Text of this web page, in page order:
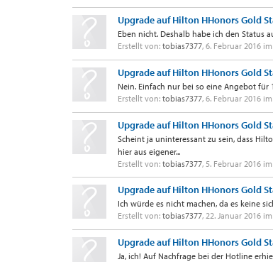
Upgrade auf Hilton HHonors Gold
Eben nicht. Deshalb habe ich den Status
Erstellt von: tobias7377, 6. Februar 2016
Upgrade auf Hilton HHonors Gold
Nein. Einfach nur bei so eine Angebot
Erstellt von: tobias7377, 6. Februar 2016
Upgrade auf Hilton HHonors Gold
Scheint ja uninteressant zu sein, dass
hier aus eigener...
Erstellt von: tobias7377, 5. Februar 2016
Upgrade auf Hilton HHonors Gold
Ich würde es nicht machen, da es keine
Erstellt von: tobias7377, 22. Januar 2016
Upgrade auf Hilton HHonors Gold
Ja, ich! Auf Nachfrage bei der Hotline